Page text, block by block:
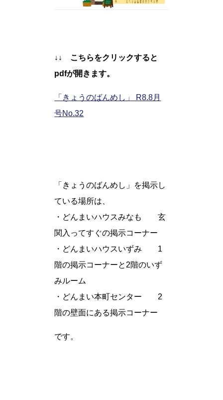
↓↓ こちらをクリックすると
pdfが開きます。
「きょうのばんめし」 R8.8月
号No.32
「きょうのばんめし」を掲示し
ている場所は、
・どんまいハウスみなも 玄
関入ってすぐの掲示コーナー
・どんまいハウスいずみ 1
階の掲示コーナーと2階のいず
みルーム
・どんまい本町センター 2
階の壁面にある掲示コーナー
です。